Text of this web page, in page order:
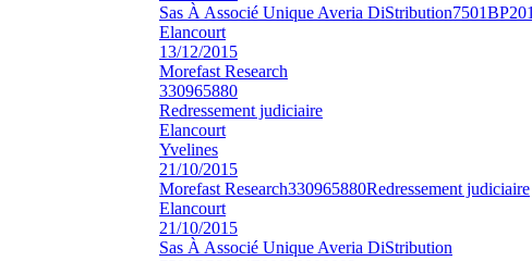
Sas À Associé Unique Averia DiStribution
Elancourt
13/12/2015
Morefast Research
330965880
Redressement judiciaire
Elancourt
Yvelines
21/10/2015
Morefast Research330965880Redressement judiciaire
Elancourt
21/10/2015
Sas À Associé Unique Averia DiStribution